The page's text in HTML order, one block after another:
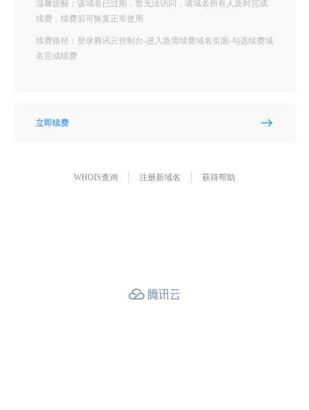
温馨提醒：该域名已过期，暂无法访问，请域名所有人及时完成
续费，续费后可恢复正常使用
续费路径：登录腾讯云控制台-进入急需续费域名页面-勾选续费域
名完成续费
立即续费
WHOIS查询 注册新域名 获得帮助